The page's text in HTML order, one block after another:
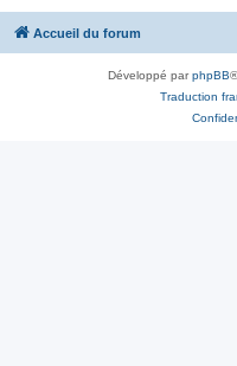
Accueil du forum
Développé parphpBB
Traduction